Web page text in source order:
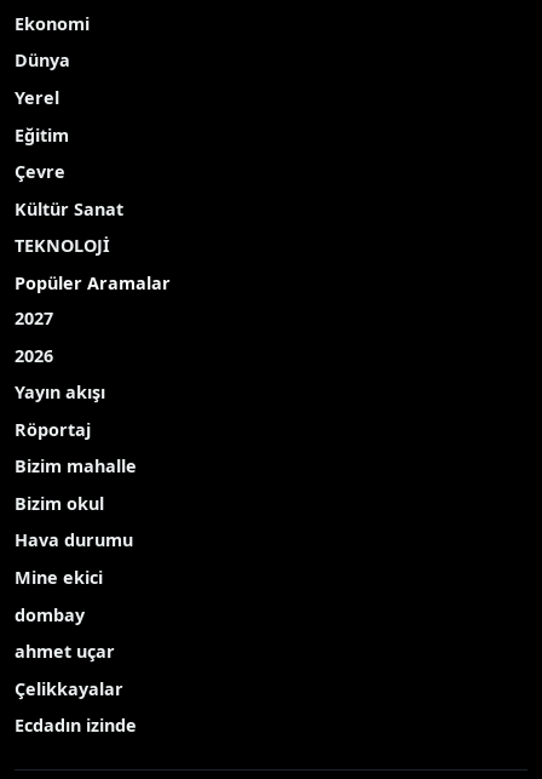
Ekonomi
Dünya
Yerel
Eğitim
Çevre
Kültür Sanat
TEKNOLOJİ
Popüler Aramalar
2027
2026
Yayın akışı
Röportaj
Bizim mahalle
Bizim okul
Hava durumu
Mine ekici
dombay
ahmet uçar
Çelikkayalar
Ecdadın izinde